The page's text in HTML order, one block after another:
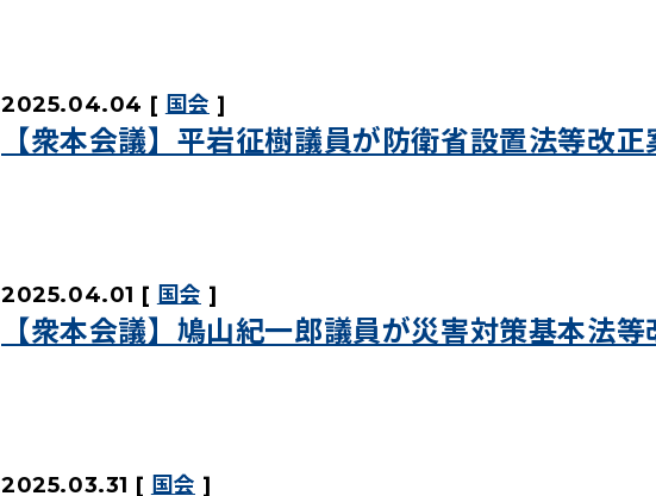
2025.04.04 国会
【衆本会議】平岩征樹議員が防衛省設置法等改
2025.04.01 国会
【衆本会議】鳩山紀一郎議員が災害対策基本法
2025.03.31 国会